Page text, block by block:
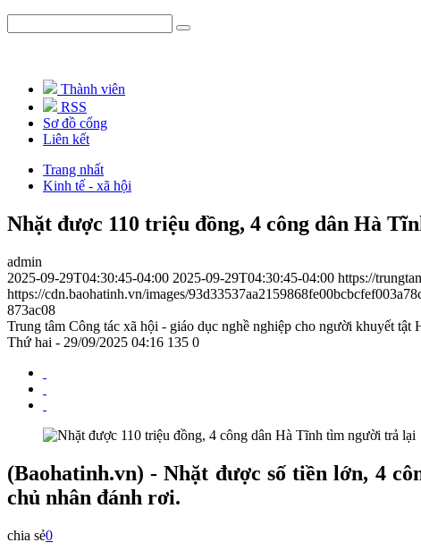
Thành viên
RSS
Sơ đồ cổng
Liên kết
Trang nhất
Kinh tế - xã hội
Nhặt được 110 triệu đồng, 4 công dân Hà
admin
2025-09-29T04:30:45-04:00 2025-09-29T04:30:45-04:00 https://
https://cdn.baohatinh.vn/images/
873ac08
Trung tâm Công tác xã hội - giáo dục nghề nghiệp cho người khuyết tật
Thứ hai - 29/09/2025 04:16 135 0
(Baohatinh.vn) - Nhặt được số tiền lớn, 4
chủ nhân đánh rơi.
chia sẻ0